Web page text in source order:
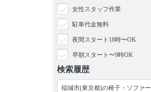
女性スタッフ作業
駐車代金無料
夜間スタート18時〜OK
早朝スタート〜9時OK
検索履歴
稲城市(東京都)の椅子・ソファー